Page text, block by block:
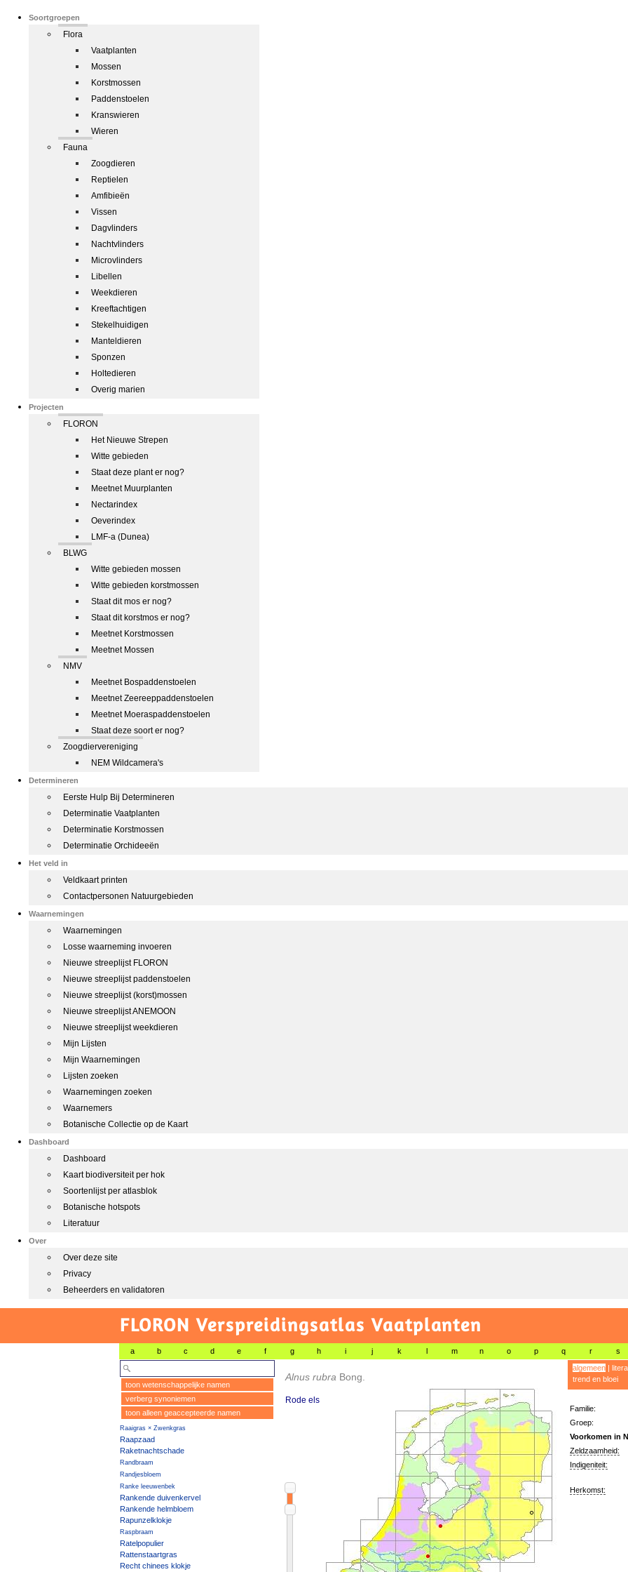
Soortgroepen
Flora
Vaatplanten
Mossen
Korstmossen
Paddenstoelen
Kranswieren
Wieren
Fauna
Zoogdieren
Reptielen
Amfibieën
Vissen
Dagvlinders
Nachtvlinders
Microvlinders
Libellen
Weekdieren
Kreeftachtigen
Stekelhuidigen
Manteldieren
Sponzen
Holtedieren
Overig marien
Projecten
FLORON
Het Nieuwe Strepen
Witte gebieden
Staat deze plant er nog?
Meetnet Muurplanten
Nectarindex
Oeverindex
LMF-a (Dunea)
BLWG
Witte gebieden mossen
Witte gebieden korstmossen
Staat dit mos er nog?
Staat dit korstmos er nog?
Meetnet Korstmossen
Meetnet Mossen
NMV
Meetnet Bospaddenstoelen
Meetnet Zeereeppaddenstoelen
Meetnet Moeraspaddenstoelen
Staat deze soort er nog?
Zoogdiervereniging
NEM Wildcamera's
Determineren
Eerste Hulp Bij Determineren
Determinatie Vaatplanten
Determinatie Korstmossen
Determinatie Orchideeën
Het veld in
Veldkaart printen
Contactpersonen Natuurgebieden
Waarnemingen
Waarnemingen
Losse waarneming invoeren
Nieuwe streeplijst FLORON
Nieuwe streeplijst paddenstoelen
Nieuwe streeplijst (korst)mossen
Nieuwe streeplijst ANEMOON
Nieuwe streeplijst weekdieren
Mijn Lijsten
Mijn Waarnemingen
Lijsten zoeken
Waarnemingen zoeken
Waarnemers
Botanische Collectie op de Kaart
Dashboard
Dashboard
Kaart biodiversiteit per hok
Soortenlijst per atlasblok
Botanische hotspots
Literatuur
Over
Over deze site
Privacy
Beheerders en validatoren
FLORON Verspreidingsatlas Vaatplanten
a b c d e f g h i j k l m n o p q r s
toon wetenschappelijke namen
verberg synoniemen
toon alleen geaccepteerde namen
Raaigras × Zwenkgras
Raapzaad
Raketnachtschade
Randbraam
Randjesbloem
Ranke leeuwenbek
Rankende duivenkervel
Rankende helmbloem
Rapunzelklokje
Raspbraam
Ratelpopulier
Rattenstaartgras
Recht chinees klokje
Alnus rubra Bong.
Rode els
algemeen|
trend en bloei
Familie:
Groep:
Voorkomen in
Zeldzaamheid:
Indigeniteit:
Herkomst: